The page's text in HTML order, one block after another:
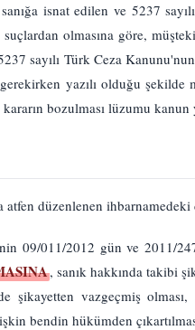
isnat edilen ve 5237
olmasına göre,
sayılı Türk Ceza
yazılı olduğu
bozulması lüzumu
atfen düzenlenen
09/011/2012 gün ve 2011/
, sanık hakkında takibi
şikayetten vazgeçmiş
bendin hükümden